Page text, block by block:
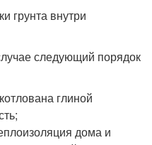
грунта внутри
следующий порядок
глиной
дома и